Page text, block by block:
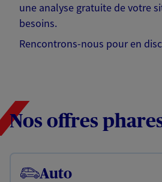
une analyse gratuite de votre
besoins.
Rencontrons-nous pour en
Nos offres
Auto